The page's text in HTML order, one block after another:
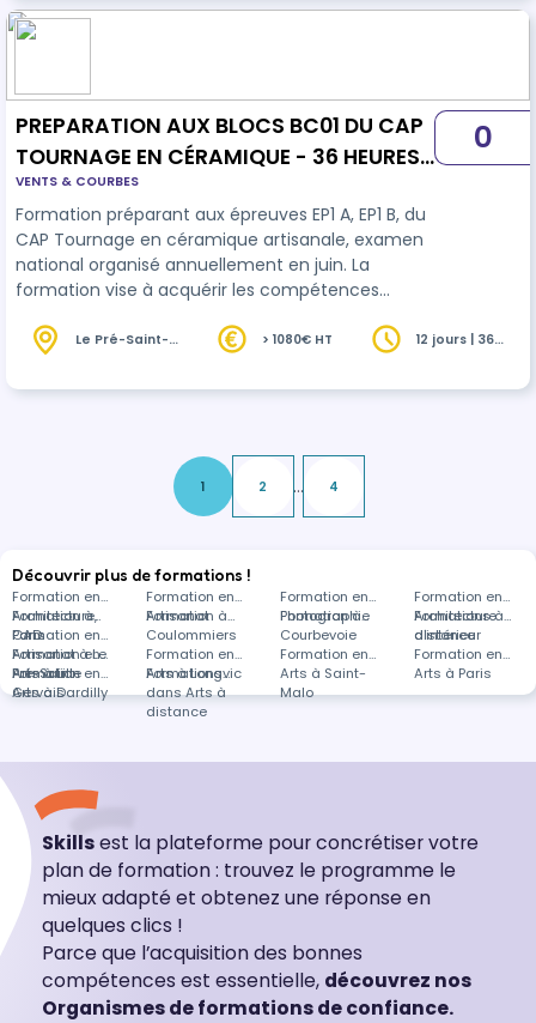
PREPARATION AUX BLOCS BC01 DU CAP
TOURNAGE EN CÉRAMIQUE - 36 HEURES
DE TOURNAGE
VENTS & COURBES
Formation préparant aux épreuves EP1 A, EP1 B, du
CAP Tournage en céramique artisanale, examen
national organisé annuellement en juin. La
formation vise à acquérir les compétences
Tournage en céramique
0
Le Pré-Saint-
> 1080€ HT
12 jours | 36
1 2 ... 4
Découvrir plus de formations !
Formation en
Architecture,
CAD
Formation en
Artisanat
Formation en
Photographie
Formation en
Architecture
d'intérieur
Formation à
Paris
Formation à
Coulommiers
Formation à
Courbevoie
Formations à
distance
Formation en
Artisanat à Le
Pré-Saint-
Gervais
Formation en
Arts à Lille
Formation en
Arts à Longvic
Formation en
Arts à Saint-
Malo
Formation en
Arts à Paris
Formation en
Arts à Dardilly
Formations
dans Arts à
distance
Skillsest la plateforme pour concrétiser votre
plan de formation : trouvez le programme le
mieux adapté et obtenez une réponse en
quelques clics !
Parce que l’acquisition des bonnes
compétences est essentielle, découvrez nos
Organismes de formations de confiance.